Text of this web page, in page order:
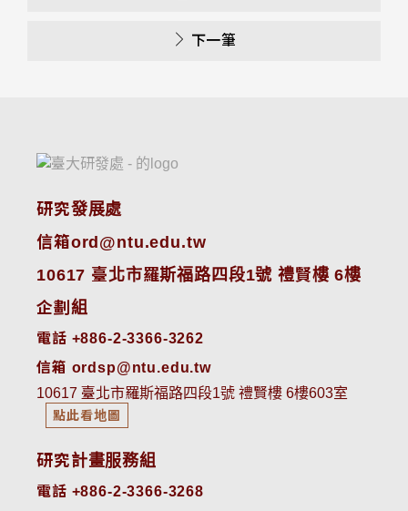
下一筆
研究發展處
信箱ord@ntu.edu.tw
10617 臺北市羅斯福路四段1號 禮賢樓 6樓
企劃組
電話 +886-2-3366-3262
信箱 ordsp@ntu.edu.tw
10617 臺北市羅斯福路四段1號 禮賢樓 6樓603室
點此看地圖
研究計畫服務組
電話 +886-2-3366-3268